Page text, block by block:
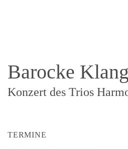
Barocke
Konzert des Trios
TERMINE